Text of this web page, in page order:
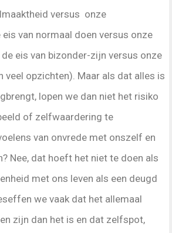
versus onze
van normaal doen versus onze
eis van bizonder-zijn versus onze
veel opzichten). Maar als dat alles is
lopen we dan niet het risiko
of zelfwaardering te
van onvrede met onszelf en
Nee, dat hoeft het niet te doen als
met ons leven als een deugd
we vaak dat het allemaal
zijn dan het is en dat zelfspot,